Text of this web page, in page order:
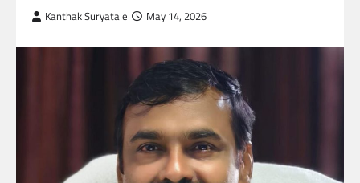
Kanthak Suryatale May 14, 2026